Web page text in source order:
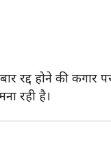
रद्द होने की कगार
रही है।